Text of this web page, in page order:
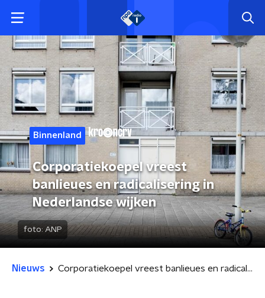
Binnenland
Corporatiekoepel vreest
banlieues en radicalisering in
Nederlandse wijken
foto: ANP
Nieuws Corporatiekoepel vreest banlieues en radicalisering in Nederlandse wijken